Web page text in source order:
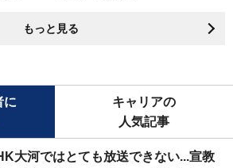
もっと見る
に
キャリアの
人気記事
大河ではとても放送できない...宣教